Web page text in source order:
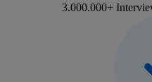
3.000.000+